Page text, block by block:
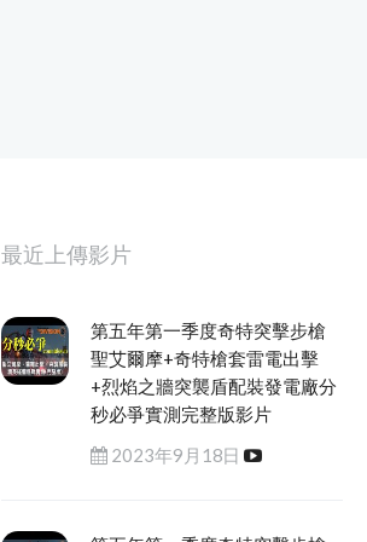
最近上傳影片
第五年第一季度奇特突擊步槍
聖艾爾摩+奇特槍套雷電出擊
+烈焰之牆突襲盾配裝發電廠分
秒必爭實測完整版影片
2023年9月18日